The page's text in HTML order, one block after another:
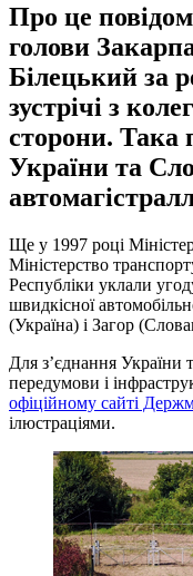
Про це
голови
Білецький за
зустрічі з
сторони. Така
України та
Ще у 1997 році
Міністерство
Республіки уклали
швидкісної
(Україна) і Загор
Для з’єднання України
передумови і
офіційному сайті
ілюстраціями.